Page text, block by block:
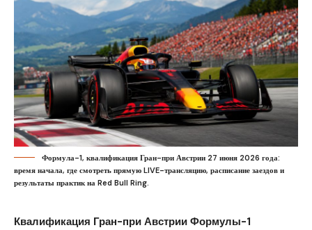
Формула-1, квалификация Гран-при Австрии 27 июня 2026 года:
время начала, где смотреть прямую LIVE-трансляцию, расписание заездов и
результаты практик на Red Bull Ring.
Квалификация Гран-при Австрии Формулы-1